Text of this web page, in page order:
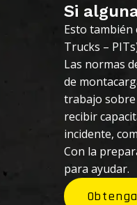
Si
Esto
Trucks –
Las normas
de
trabajo
recibir
incidente,
Con la
para ayudar.